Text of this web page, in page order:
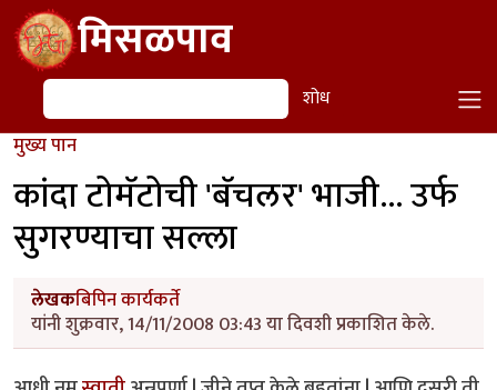
Skip to main contentमिसळपाव
शोध शोध
मुख्य पान
कांदा टोमॅटोची 'बॅचलर' भाजी... उर्फ
सुगरण्याचा सल्ला
लेखकबिपिन कार्यकर्ते
यांनी शुक्रवार, 14/11/2008 03:43 या दिवशी प्रकाशित केले.